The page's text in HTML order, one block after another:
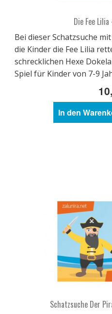
Die Fee
Bei dieser Schatzsuche
die Kinder die Fee Lilia
schrecklichen Hexe
Spiel für Kinder von 7-9
In den
Schatzsuche Der